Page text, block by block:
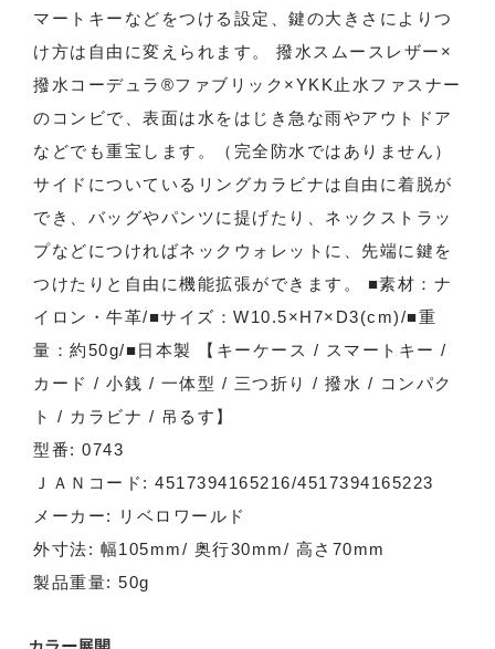
マートキーなどをつける設定、鍵の大きさによりつ
け方は自由に変えられます。 撥水スムースレザー×
撥水コーデュラ®ファブリック×YKK止水ファスナー
のコンビで、表面は水をはじき急な雨やアウトドア
などでも重宝します。（完全防水ではありません）
サイドについているリングカラビナは自由に着脱が
でき、バッグやパンツに提げたり、ネックストラッ
プなどにつければネックウォレットに、先端に鍵を
つけたりと自由に機能拡張ができます。 ■素材：ナ
イロン・牛革/■サイズ：W10.5×H7×D3(cm)/■重
量：約50g/■日本製 【キーケース / スマートキー /
カード / 小銭 / 一体型 / 三つ折り / 撥水 / コンパク
ト / カラビナ / 吊るす】
型番: 0743
ＪＡＮコード: 4517394165216/4517394165223
メーカー: リベロワールド
外寸法: 幅105mm/ 奥行30mm/ 高さ70mm
製品重量: 50g